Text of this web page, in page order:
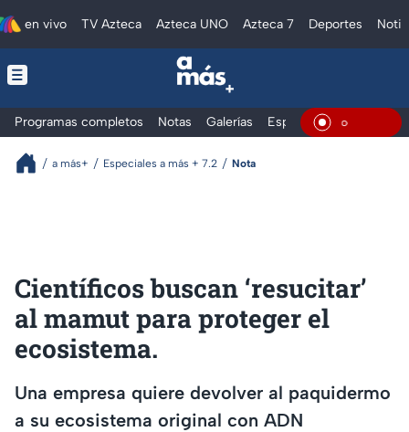
en vivo TV Azteca Azteca UNO Azteca 7 Deportes
Programas completos Notas Galerías Especiales En Vivo
a más+ Especiales a más + 7.2 Nota
Científicos buscan ‘resucitar’
al mamut para proteger el
ecosistema.
Una empresa quiere devolver al paquidermo
a su ecosistema original con ADN